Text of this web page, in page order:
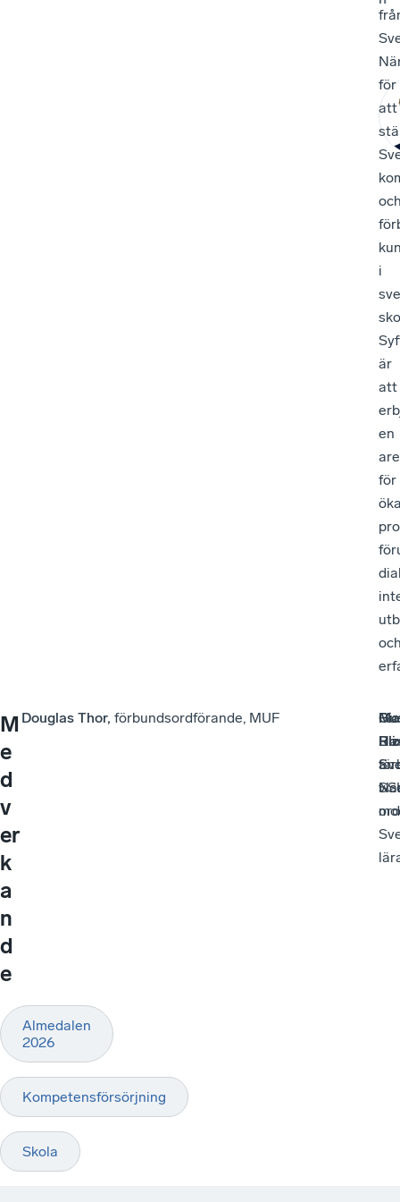
för
att
i
är
att
en
för
M
e
d
v
er
k
a
n
d
e
Douglas Thor, förbundsordförande, MUF
Pia
Almedalen
2026
Kompetensförsörjning
Skola